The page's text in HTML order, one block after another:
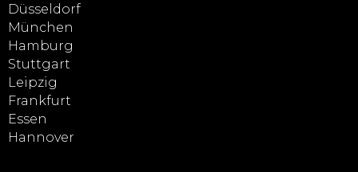
Düsseldorf
München
Hamburg
Stuttgart
Leipzig
Frankfurt
Essen
Hannover